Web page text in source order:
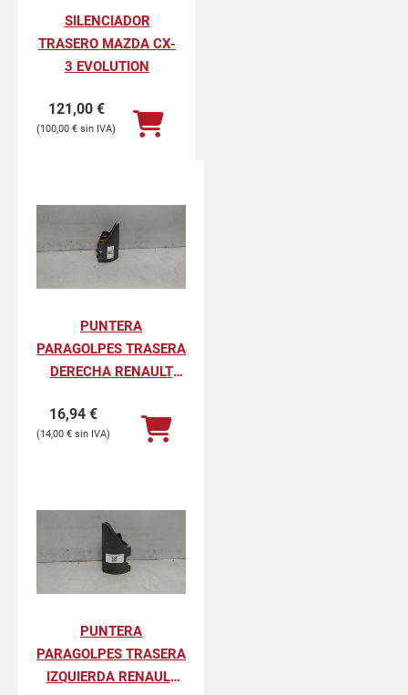
SILENCIADOR
TRASERO MAZDA CX-
3 EVOLUTION
121,00 €
100,00 €
PUNTERA
PARAGOLPES TRASERA
DERECHA RENAULT
PROFESIONAL
16,94 €
14,00 €
PUNTERA
PARAGOLPES TRASERA
IZQUIERDA RENAULT